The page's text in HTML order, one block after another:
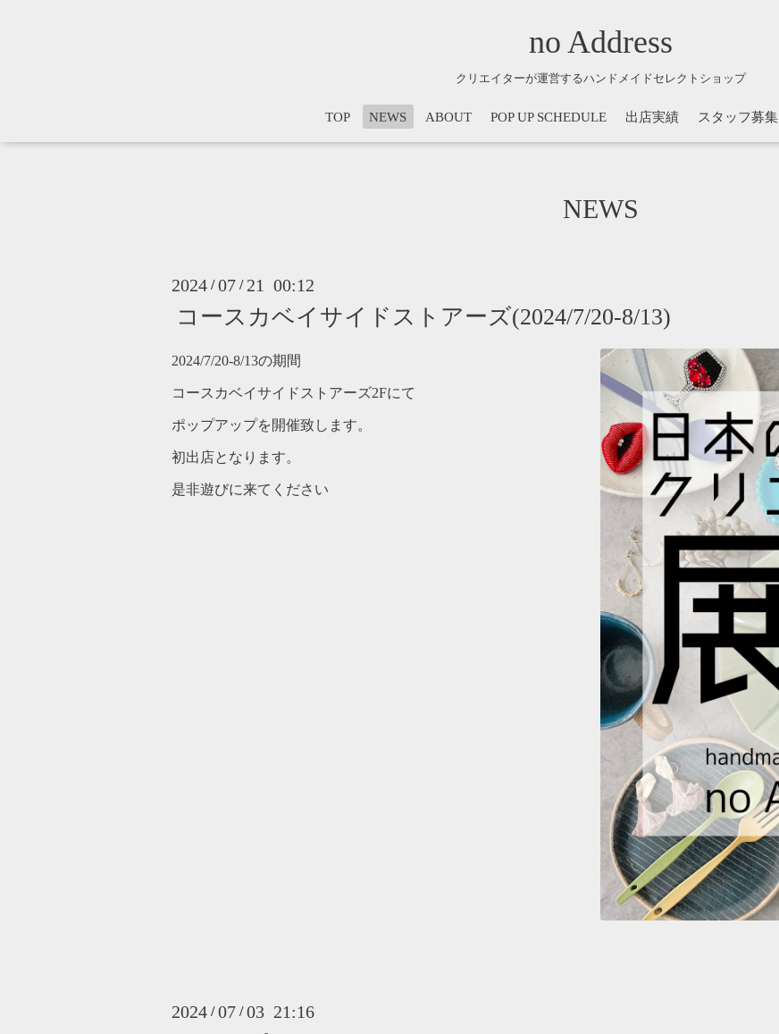
no Address
クリエイターが運営するハンドメイドセレクトショップ
TOP NEWS ABOUT POP UP SCHEDULE 出店実績 スタッフ募集
NEWS
2024 /07 / 21 00:12
コースカベイサイドストアーズ(2024/7/20-8/13)
2024/7/20-8/13の期間
コースカベイサイドストアーズ2Fにて
ポップアップを開催致します。
初出店となります。
是非遊びに来てください
2024 /07 /03 21:16